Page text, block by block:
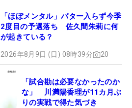
「ほぼメンタル」パター入らず今季
2度目の予選落ち 佐久間朱莉に何
が起きている？
2026年8月9日 (日) 08時39分 20
「試合勘は必要なかったのか
な」 川満陽香理が11カ月ぶ
りの実戦で得た気づき